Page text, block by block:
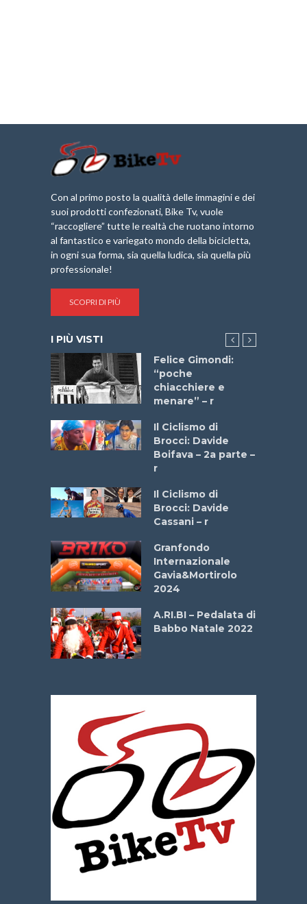
Con al primo posto la qualità delle immagini e dei
suoi prodotti confezionati, Bike Tv, vuole
“raccogliere” tutte le realtà che ruotano intorno
al fantastico e variegato mondo della bicicletta,
in ogni sua forma, sia quella ludica, sia quella più
professionale!
SCOPRI DI PIÙ
I PIÙ VISTI
Felice Gimondi:
“poche
chiacchiere e
menare” – r
Il Ciclismo di
Brocci: Davide
Boifava – 2a parte –
r
Il Ciclismo di
Brocci: Davide
Cassani – r
Granfondo
Internazionale
Gavia&Mortirolo
2024
A.RI.BI – Pedalata di
Babbo Natale 2022